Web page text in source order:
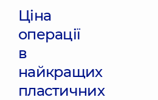
Ціна
операції
в
найкращих
пластичних